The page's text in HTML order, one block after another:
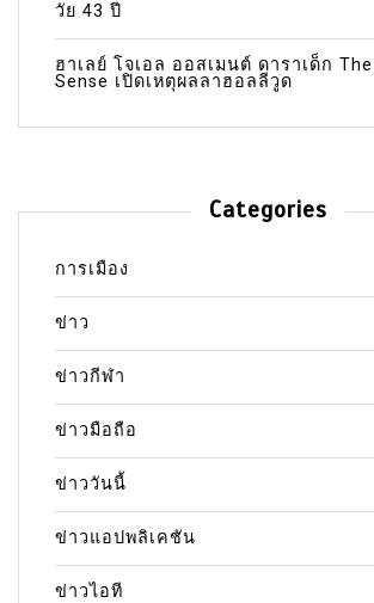
วัย 43 ปี
ฮาเลย์ โจเอล ออสเมนต์ ดาราเด็ก
Sense เปิดเหตุผลลาฮอลลีวูด
Categories
การเมือง
ข่าว
ข่าวกีฬา
ข่าวมือถือ
ข่าววันนี้
ข่าวแอปพลิเคชัน
ข่าวไอที